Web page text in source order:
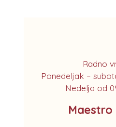
Radno
Ponedeljak –
Nedelja od
Maestro